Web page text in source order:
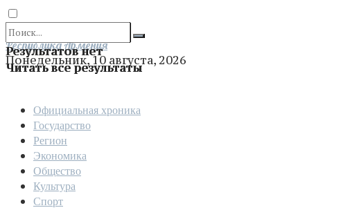
Результатов нет
Читать все результаты
Отправить
Республика Армения
Понедельник, 10 августа, 2026
Официальная хроника
Государство
Регион
Экономика
Общество
Культура
Спорт